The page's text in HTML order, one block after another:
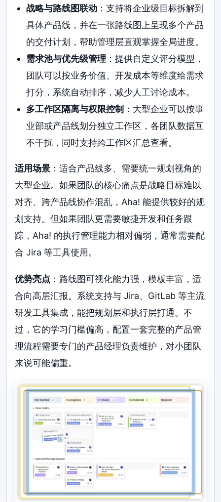
战略与路线图联动：支持将企业级目标拆解到
具体产品线，并在一张路线图上呈现多个产品
的交付计划，帮助管理层直观掌握全局进度。
需求池与优先级管理 ：提供自定义评分模型，
团队可以按业务价值、开发成本等维度给需求
打分，系统自动排序，减少人工讨论成本。
多工作区隔离与权限控制 ：大型企业可以按事
业部或产品线划分独立工作区，各团队数据互
不干扰，同时支持跨工作区汇总查看。
适用场景 ：适合产品线多、需要统一规划视角的
大型企业。如果团队的核心痛点是战略目标难以
对齐、跨产品线协作混乱，Aha! 能提供较好的规
划支持。但如果团队更需要敏捷开发和任务跟
踪，Aha! 的执行管理能力相对偏弱，通常需要配
合 Jira 等工具使用。
优势亮点 ：路线图可视化能力强，模板丰富，适
合向高层汇报。系统支持与 Jira、GitLab 等主流
研发工具集成，能把规划层和执行层打通。不
过，它的学习门槛偏高，配置一套完整的产品管
理流程需要专门的产品经理负责维护，对小团队
来说可能偏重。